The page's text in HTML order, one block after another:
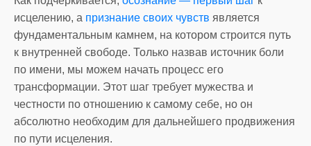
исцелению, а признание своих чувств является
фундаментальным камнем, на котором строится путь
к внутренней свободе. Только назвав источник боли
по имени, мы можем начать процесс его
трансформации. Этот шаг требует мужества и
честности по отношению к самому себе, но он
абсолютно необходим для дальнейшего продвижения
по пути исцеления.